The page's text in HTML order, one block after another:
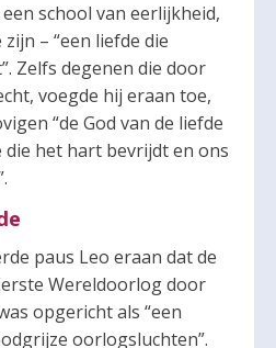
school van eerlijkheid,
– “een liefde die
Zelfs degenen die door
voegde hij eraan toe,
“de God van de liefde
die het hart bevrijdt en ons
paus Leo eraan dat de
Wereldoorlog door
opgericht als “een
oorlogsluchten”.